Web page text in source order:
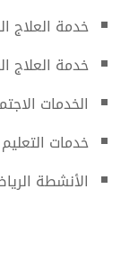
خدمة العلاج
خدمة العلاج
الخدمات
خدمات
الأنشطة